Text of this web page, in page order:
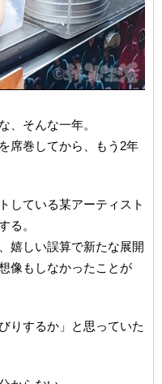
、そんな一年。
席巻してから、もう2年
している某アーティスト
る。
嬉しい誤算で新たな展開
像もしなかったことが
りするか」と思っていた